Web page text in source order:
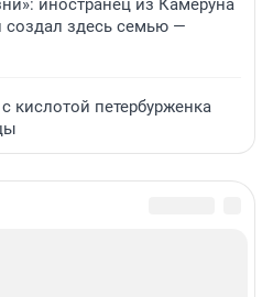
иностранец из Камеруна
создал здесь семью —
кислотой петербурженка